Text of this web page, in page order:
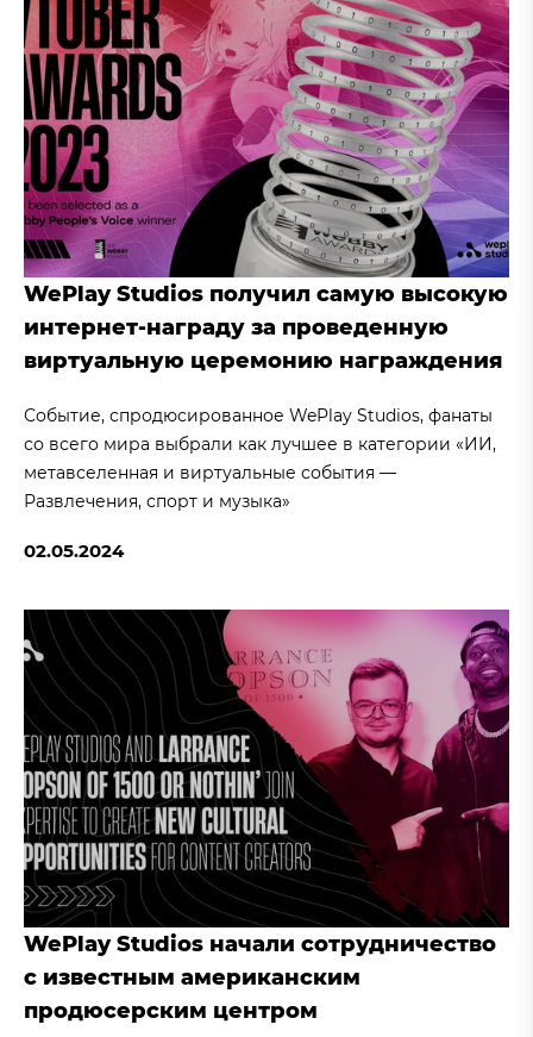
WePlay Studios получил самую высокую
интернет-награду за проведенную
виртуальную церемонию награждения
Событие, спродюсированное WePlay Studios, фанаты
со всего мира выбрали как лучшее в категории «ИИ,
метавселенная и виртуальные события —
Развлечения, спорт и музыка»
02.05.2024
WePlay Studios начали сотрудничество
с известным американским
продюсерским центром